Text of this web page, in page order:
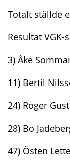
Totalt ställde
Resultat VGK-
3) Åke
11) Bertil
24) Roger
28) Bo
47) Östen